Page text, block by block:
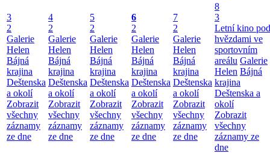
3
2
Galerie
Helen
Bájná
krajina
Deštenska
a okolí
Zobrazit
všechny
záznamy
ze dne
4
2
Galerie
Helen
Bájná
krajina
Deštenska
a okolí
Zobrazit
všechny
záznamy
ze dne
5
2
Galerie
Helen
Bájná
krajina
Deštenska
a okolí
Zobrazit
všechny
záznamy
ze dne
6
2
Galerie
Helen
Bájná
krajina
Deštenska
a okolí
Zobrazit
všechny
záznamy
ze dne
7
2
Galerie
Helen
Bájná
krajina
Deštenska
a okolí
Zobrazit
všechny
záznamy
ze dne
8
3
Letní kino pod
hvězdami ve
sportovním
areálu Galerie
Helen Bájná
krajina
Deštenska a
okolí
Zobrazit
všechny
záznamy ze
dne